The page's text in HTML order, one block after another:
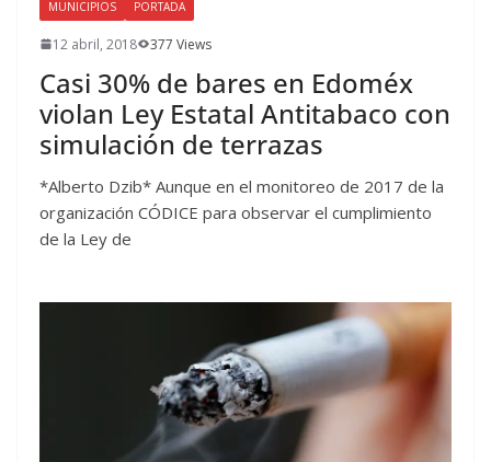
MUNICIPIOS PORTADA
12 abril, 2018 377 Views
Casi 30% de bares en Edoméx
violan Ley Estatal Antitabaco con
simulación de terrazas
*Alberto Dzib* Aunque en el monitoreo de 2017 de la
organización CÓDICE para observar el cumplimiento
de la Ley de